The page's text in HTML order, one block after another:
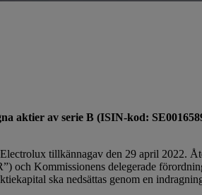
aktier av serie B (ISIN-kod:
tillkännagav den 29 april 2022.
och Kommissionens delegerade
ska nedsättas genom en